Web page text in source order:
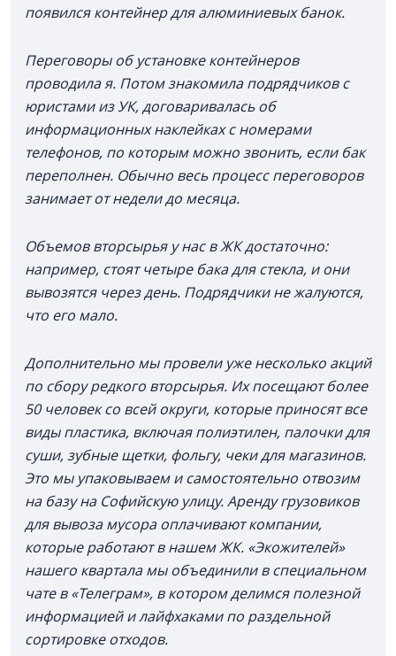
появился контейнер для алюминиевых банок.
Переговоры об установке контейнеров
проводила я. Потом знакомила подрядчиков с
юристами из УК, договаривалась об
информационных наклейках с номерами
телефонов, по которым можно звонить, если бак
переполнен. Обычно весь процесс переговоров
занимает от недели до месяца.
Объемов вторсырья у нас в ЖК достаточно:
например, стоят четыре бака для стекла, и они
вывозятся через день. Подрядчики не жалуются,
что его мало.
Дополнительно мы провели уже несколько акций
по сбору редкого вторсырья. Их посещают более
50 человек со всей округи, которые приносят все
виды пластика, включая полиэтилен, палочки для
суши, зубные щетки, фольгу, чеки для магазинов.
Это мы упаковываем и самостоятельно отвозим
на базу на Софийскую улицу. Аренду грузовиков
для вывоза мусора оплачивают компании,
которые работают в нашем ЖК. «Экожителей»
нашего квартала мы объединили в специальном
чате в «Телеграм», в котором делимся полезной
информацией и лайфхаками по раздельной
сортировке отходов.